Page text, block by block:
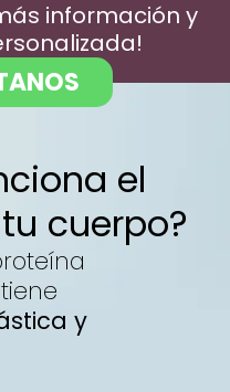
información y
el
cuerpo?
y